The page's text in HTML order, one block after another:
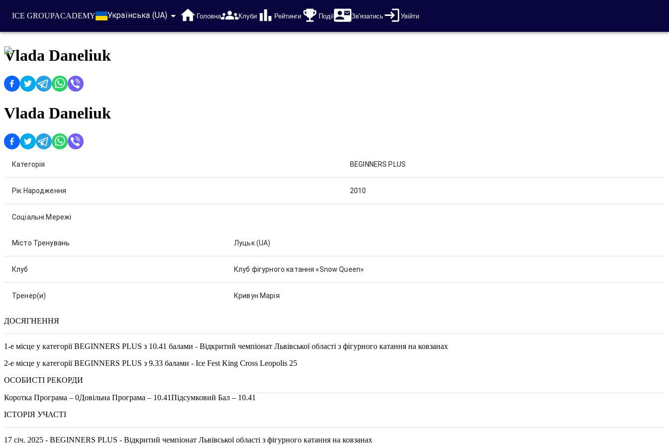
ICE GROUPACADEMY Українська (UA) Головна Клуби Рейтинги Події Зв'язатись Увійти
Vlada Daneliuk
Vlada Daneliuk
Категорія BEGINNERS PLUS
Рік Народження 2010
Соціальні Мережі
Місто Тренувань Луцьк (UA)
Клуб Клуб фігурного катання «Snow Queen»
Тренер(и) Кривун Марія
ДОСЯГНЕННЯ
1-е місце у категорії BEGINNERS PLUS з 10.41 балами - Відкритий чемпіонат Львівської області з фігурного катання на ковзанах
2-е місце у категорії BEGINNERS PLUS з 9.33 балами - Ice Fest King Cross Leopolis 25
ОСОБИСТІ РЕКОРДИ
Коротка Програма – 0Довільна Програма – 10.41Підсумковий Бал – 10.41
ІСТОРІЯ УЧАСТІ
17 січ. 2025 - BEGINNERS PLUS - Відкритий чемпіонат Львівської області з фігурного катання на ковзанах